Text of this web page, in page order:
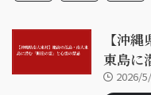
【沖
東島に
2026/